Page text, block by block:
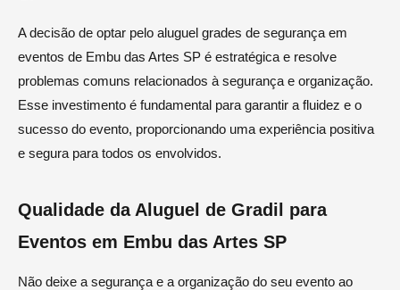
A decisão de optar pelo aluguel grades de segurança em
eventos de Embu das Artes SP é estratégica e resolve
problemas comuns relacionados à segurança e organização.
Esse investimento é fundamental para garantir a fluidez e o
sucesso do evento, proporcionando uma experiência positiva
e segura para todos os envolvidos.
Qualidade da Aluguel de Gradil para
Eventos em Embu das Artes SP
Não deixe a segurança e a organização do seu evento ao